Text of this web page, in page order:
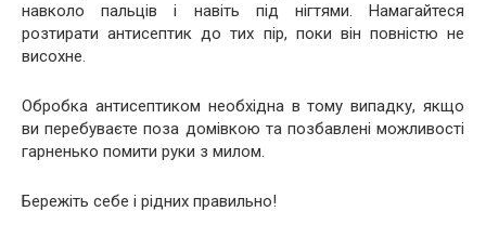
навколо пальців і навіть під нігтями. Намагайтеся
розтирати антисептик до тих пір, поки він повністю не
висохне.
Обробка антисептиком необхідна в тому випадку, якщо
ви перебуваєте поза домівкою та позбавлені можливості
гарненько помити руки з милом.
Бережіть себе і рідних правильно!